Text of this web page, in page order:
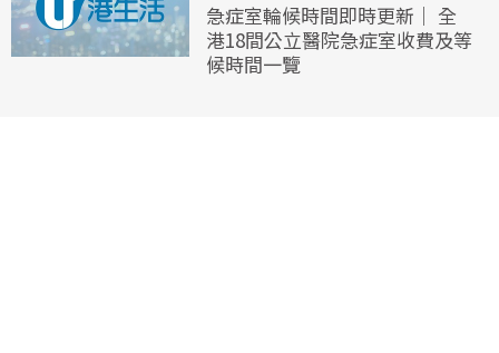
急症室輪候時間即時更新｜ 全
港18間公立醫院急症室收費及等
候時間一覽